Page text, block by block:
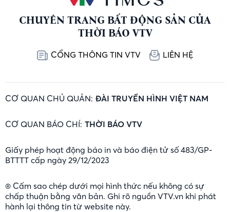
CHUYÊN TRANG BẤT ĐỘNG SẢN CỦA
THỜI BÁO VTV
CỔNG THÔNG TIN VTV LIÊN HỆ
CƠ QUAN CHỦ QUẢN: ĐÀI TRUYỀN HÌNH VIỆT NAM
CƠ QUAN BÁO CHÍ: THỜI BÁO VTV
Giấy phép hoạt động báo in và báo điện tử số 483/GP-
BTTTT cấp ngày 29/12/2023
® Cấm sao chép dưới mọi hình thức nếu không có sự
chấp thuận bằng văn bản. Ghi rõ nguồn VTV.vn khi phát
hành lại thông tin từ website này.